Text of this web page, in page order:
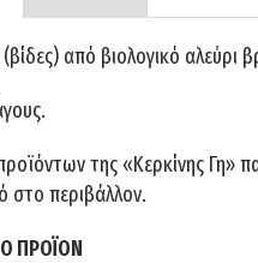
από βιολογικό αλεύρι
της «Κερκίνης Γη»
στο περιβάλλον.
ΠΡΟΪΟΝ